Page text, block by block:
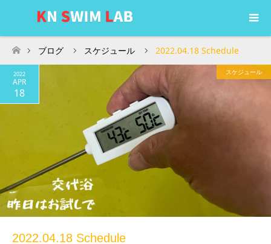
ホーム
ブログ スケジュール 2022.04.18 Schedule
2022
APR
18
スケジュール
2022.04.18 Schedule